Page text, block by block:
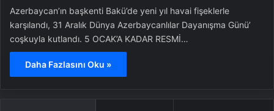
Azerbaycan’ın başkenti Bakü’de yeni yıl havai fişeklerle
karşılandı, 31 Aralık Dünya Azerbaycanlılar Dayanışma Günü’
coşkuyla kutlandı. 5 OCAK’A KADAR RESMİ…
Daha Fazlasını Oku »